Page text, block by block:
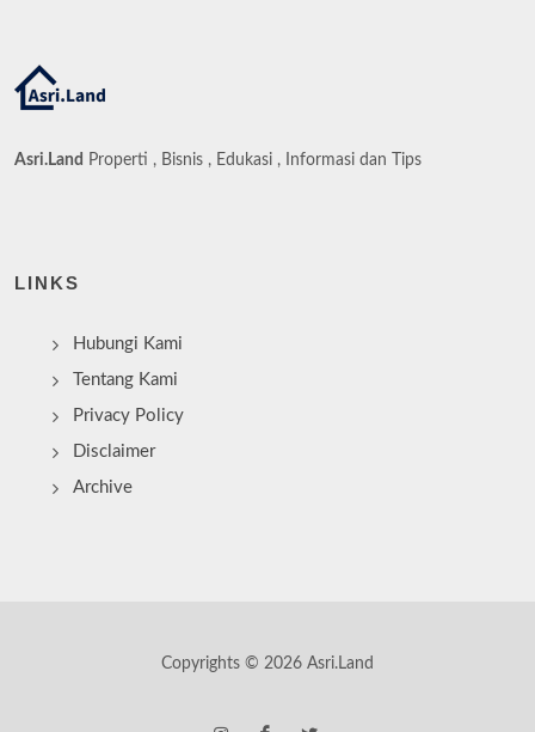
Asri.Land Properti , Bisnis , Edukasi , Informasi dan Tips
LINKS
Hubungi Kami
Tentang Kami
Privacy Policy
Disclaimer
Archive
Copyrights © 2026 Asri.Land